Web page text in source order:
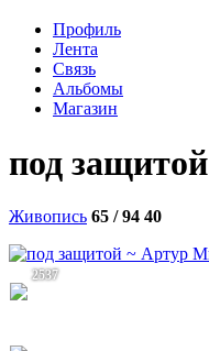
Профиль
Лента
Связь
Альбомы
Магазин
под защитой
Живопись 65 / 94 40
2537